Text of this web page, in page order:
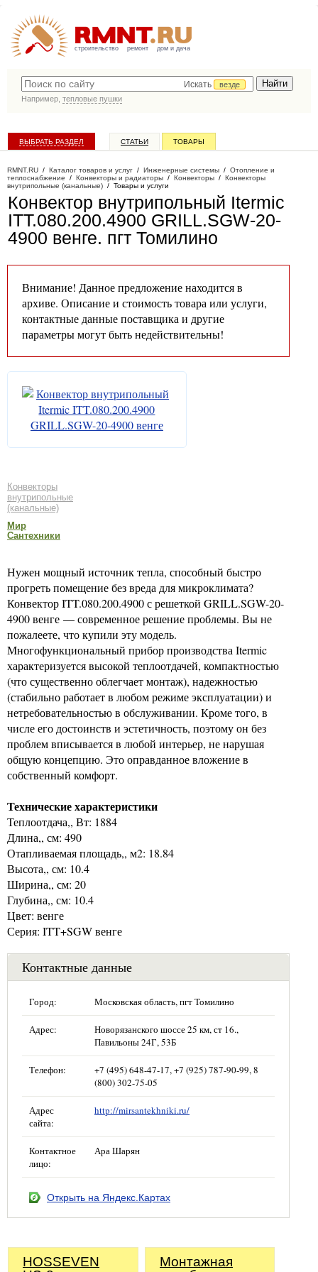
строительство ремонт дом и дача
Искать
везде
Например, тепловые пушки
ВЫБРАТЬ РАЗДЕЛ СТАТЬИ ТОВАРЫ
RMNT.RU / Каталог товаров и услуг / Инженерные системы / Отопление и
теплоснабжение / Конвекторы и радиаторы / Конвекторы / Конвекторы
внутрипольные (канальные) / Товары и услуги
Конвектор внутрипольный Itermic
ITT.080.200.4900 GRILL.SGW-20-
4900 венге. пгт Томилино
Внимание! Данное предложение находится в
архиве. Описание и стоимость товара или услуги,
контактные данные поставщика и другие
параметры могут быть недействительны!
Конвекторы
внутрипольные
(канальные)
Мир
Сантехники
Нужен мощный источник тепла, способный быстро
прогреть помещение без вреда для микроклимата?
Конвектор ITT.080.200.4900 с решеткой GRILL.SGW-20-
4900 венге — современное решение проблемы. Вы не
пожалеете, что купили эту модель.
Многофункциональный прибор производства Itermic
характеризуется высокой теплоотдачей, компактностью
(что существенно облегчает монтаж), надежностью
(стабильно работает в любом режиме эксплуатации) и
нетребовательностью в обслуживании. Кроме того, в
числе его достоинств и эстетичность, поэтому он без
проблем вписывается в любой интерьер, не нарушая
общую концепцию. Это оправданное вложение в
собственный комфорт.
Технические характеристики
Теплоотдача,, Вт: 1884
Длина,, см: 490
Отапливаемая площадь,, м2: 18.84
Высота,, см: 10.4
Ширина,, см: 20
Глубина,, см: 10.4
Цвет: венге
Серия: ITT+SGW венге
Контактные данные
Город: Московская область, пгт Томилино
Адрес:
Новорязанского шоссе 25 км, ст 16.,
Павильоны 24Г, 53Б
Телефон:
+7 (495) 648-47-17, +7 (925) 787-90-99, 8
(800) 302-75-05
Адрес
сайта:
http://mirsantekhniki.ru/
Контактное
лицо:
Ара Шарян
Открыть на Яндекс.Картах
HOSSEVEN
Монтажная